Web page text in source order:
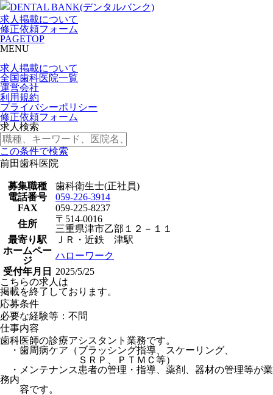
求人掲載について
修正依頼フォーム
PAGETOP
MENU
求人掲載について
全国歯科医院一覧
運営会社
利用規約
プライバシーポリシー
修正依頼フォーム
求人検索
この条件で検索
前田歯科医院
募集職種
歯科衛生士(正社員)
電話番号
059-226-3914
FAX
059-225-8237
住所
〒514-0016
三重県津市乙部１２－１１
最寄り駅
ＪＲ・近鉄 津駅
ホームペー
ジ
ハローワーク
受付年月日
2025/5/25
こちらの求人は
掲載を終了しております。
応募条件
必要な経験等：不問
仕事内容
歯科医師の診療アシスタント業務です。
・歯周病ケア（ブラッシング指導、スケーリング、
ＳＲＰ、ＰＴＭＣ等）
・メンテナンス患者の管理・指導、薬剤、器材の管理等が業
務内
容です。